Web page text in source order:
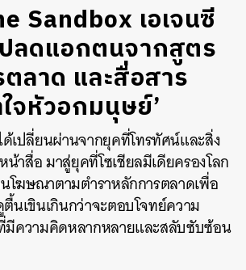
Sandbox เอเจนซี
ลดแอกตนจากสูตร
ตลาด และสื่อสาร
ใจหัวอกมนุษย์’
เปลี่ยนผ่านจากยุคที่โทรทัศน์และสิ่ง
สื่อ มาสู่ยุคที่โซเชียลมีเดียครองโลก
โฆษณาตามตำราหลักการตลาดเพื่อ
นเขินเกินกว่าจะตอบโจทย์ความ
มีความคิดหลากหลายและสลับซับซ้อน